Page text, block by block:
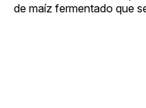
de maíz fermentado que